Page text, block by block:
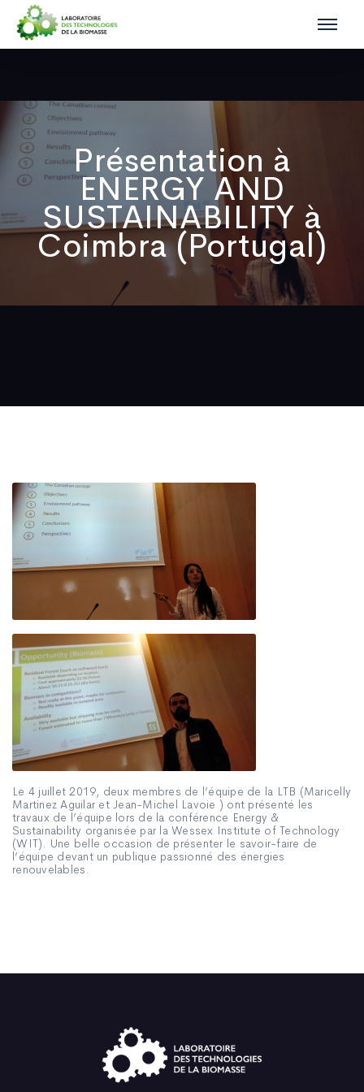
Présentation à
ENERGY AND
SUSTAINABILITY à
Coimbra (Portugal)
Le 4 juillet 2019, deux membres de l’équipe de la LTB (Maricelly
Martinez Aguilar et Jean-Michel Lavoie ) ont présenté les
travaux de l’équipe lors de la conférence Energy &
Sustainability organisée par la Wessex Institute of Technology
(WIT). Une belle occasion de présenter le savoir-faire de
l’équipe devant un publique passionné des énergies
renouvelables.